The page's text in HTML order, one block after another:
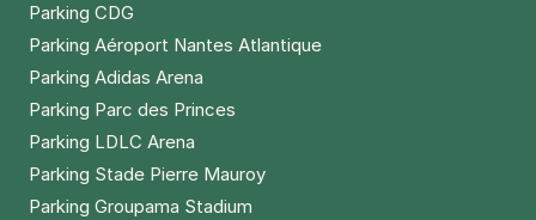
Parking CDG
Parking Aéroport Nantes Atlantique
Parking Adidas Arena
Parking Parc des Princes
Parking LDLC Arena
Parking Stade Pierre Mauroy
Parking Groupama Stadium